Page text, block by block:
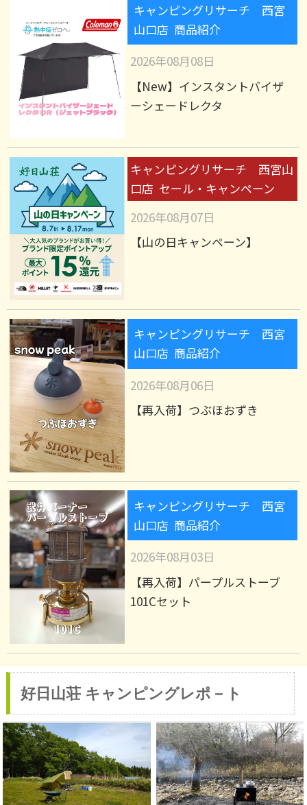
キャンピングリサーチ 西宮
山口店 商品紹介
2026年08月08日
【New】インスタントバイザ
ーシェードレクタ
キャンピングリサーチ 西宮山
口店 セール・キャンペーン
2026年08月07日
【山の日キャンペーン】
キャンピングリサーチ 西宮
山口店 商品紹介
2026年08月06日
【再入荷】つぶほおずき
キャンピングリサーチ 西宮
山口店 商品紹介
2026年08月03日
【再入荷】パープルストーブ
101Cセット
好日山荘 キャンピングレポ－ト